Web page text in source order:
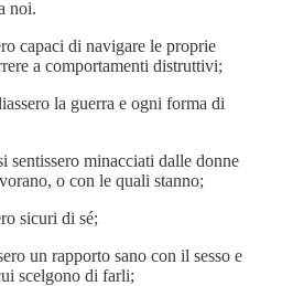
noi.
capaci di navigare le proprie
a comportamenti distruttivi;
la guerra e ogni forma di
sentissero minacciati dalle donne
o con le quali stanno;
sicuri di sé;
un rapporto sano con il sesso e
scelgono di farli;